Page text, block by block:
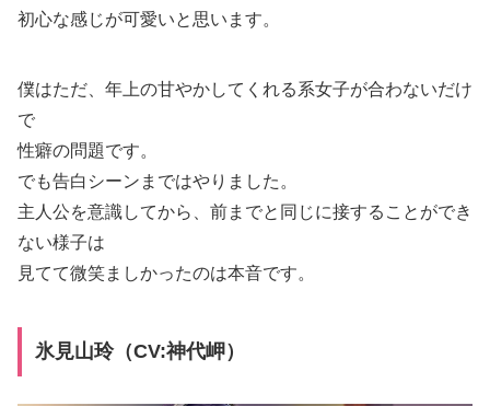
初心な感じが可愛いと思います。
僕はただ、年上の甘やかしてくれる系女子が合わないだけ
で
性癖の問題です。
でも告白シーンまではやりました。
主人公を意識してから、前までと同じに接することができ
ない様子は
見てて微笑ましかったのは本音です。
氷見山玲（CV:神代岬）